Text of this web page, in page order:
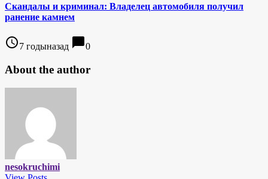
Скандалы и криминал: Владелец автомобиля получил
ранение камнем
access_time7 годыназад chat_bubble0
About the author
nesokruchimi